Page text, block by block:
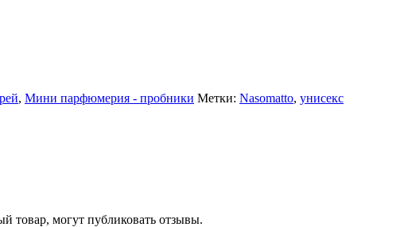
, Мини парфюмерия - пробники Метки: Nasomatto, унисекс
товар, могут публиковать отзывы.